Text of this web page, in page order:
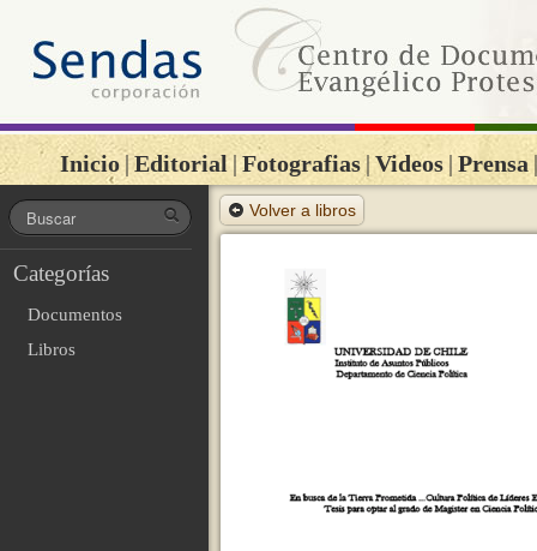
Inicio | Editorial | Fotografias | Videos | Prensa |
Categorías
Documentos
Libros
Volver a libros